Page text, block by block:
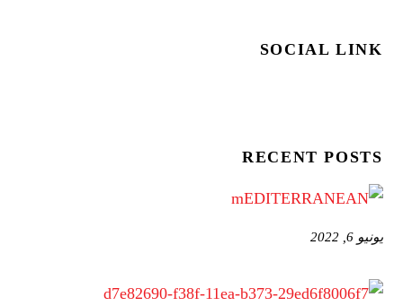
SOCIAL LINK
RECENT POSTS
يونيو 6, 2022